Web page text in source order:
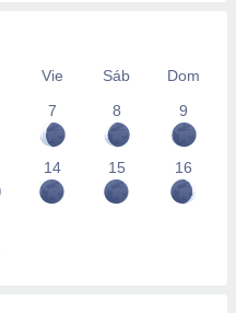
Vie Sáb
Dom
7
8 9
14 15 16